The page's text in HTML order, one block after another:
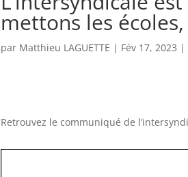
mettons les
par Matthieu LAGUETTE | Fév 17, 2023 |
Retrouvez le communiqué de